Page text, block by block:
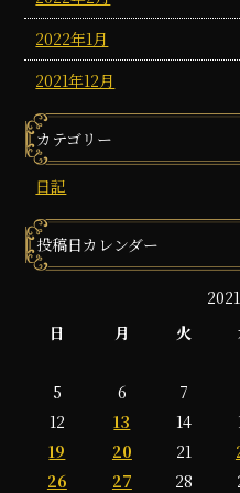
2022年1月
2021年12月
カテゴリー
日記
投稿日カレンダー
日
月 火
5
6 7
12
13 14
19
20 21
26
27 28